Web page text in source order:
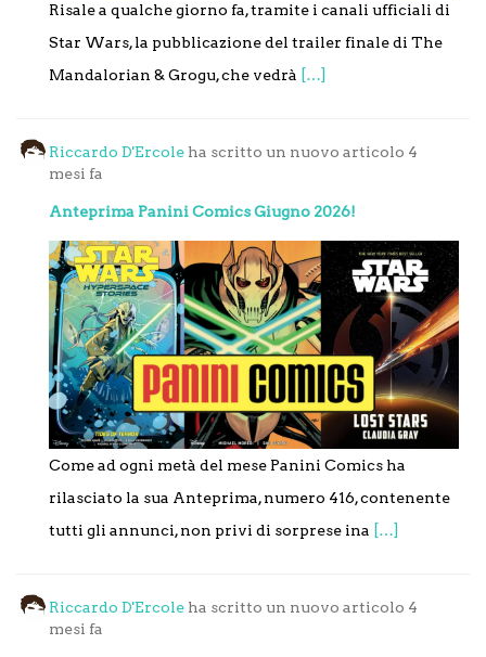
Risale a qualche giorno fa, tramite i canali ufficiali di
Star Wars, la pubblicazione del trailer finale di The
Mandalorian & Grogu, che vedrà
[…]
Riccardo D'Ercole ha scritto un nuovo articolo 4
mesi fa
Anteprima Panini Comics Giugno 2026!
Come ad ogni metà del mese Panini Comics ha
rilasciato la sua Anteprima, numero 416, contenente
tutti gli annunci, non privi di sorprese ina
[…]
Riccardo D'Ercole ha scritto un nuovo articolo 4
mesi fa